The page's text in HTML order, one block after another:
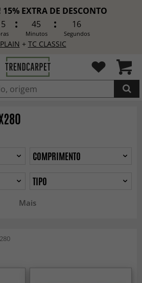
EXTRA DE DESCONTO
45
Minutos
14
Segundos
+ TC CLASSIC
ADICIONADO
Mais
COMPRIMENTO
TIPO